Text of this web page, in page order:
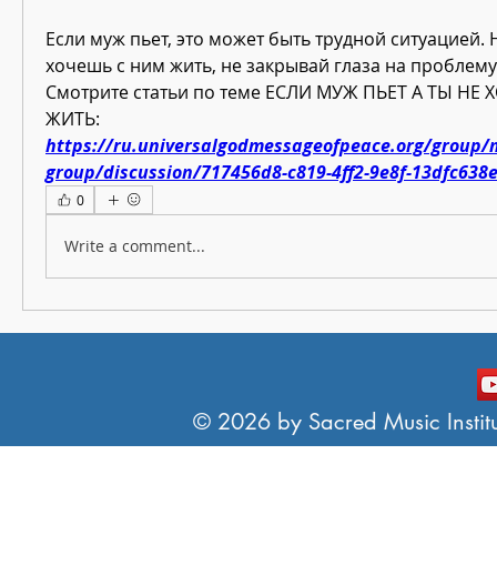
Если муж пьет, это может быть трудной
хочешь с ним жить, не закрывай глаза на
Смотрите статьи по теме ЕСЛИ МУЖ ПЬЕТ А ТЫ
ЖИТЬ:
https://ru.universalgodmessageofpeace.org/group/
group/discussion/717456d8-c819-4ff2-9e8f-
0
Write a comment...
© 2026 by Sacred Music